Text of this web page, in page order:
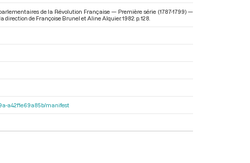
de la Révolution Française — Première série (1787-1799) —
la direction de Françoise Brunel et Aline Alquier. 1982. p. 128.
a42f1e69a85b/manifest